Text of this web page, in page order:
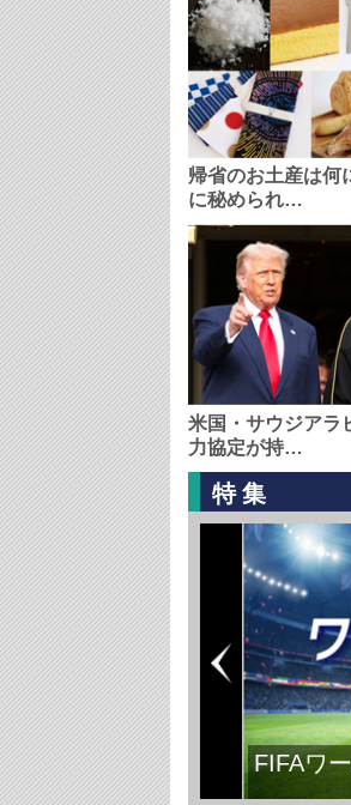
帰省のお土産は何
に秘められ…
米国・サウジアラ
力協定が持…
特集
FIFAワ